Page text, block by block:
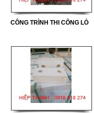
GẠCH
CÔNG TRÌNH THI CÔNG LÒ